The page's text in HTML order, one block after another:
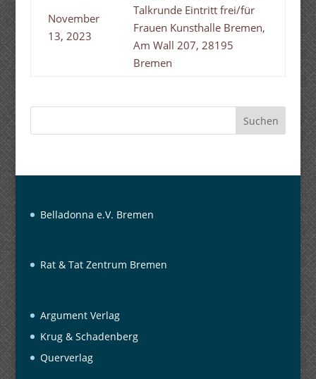
November
13, 2023
Talkrunde Eintritt frei/für
Frauen Kunsthalle Bremen,
Am Wall 207, 28195
Bremen
Suchen
Belladonna e.V. Bremen
Rat & Tat Zentrum Bremen
Argument Verlag
Krug & Schadenberg
Querverlag